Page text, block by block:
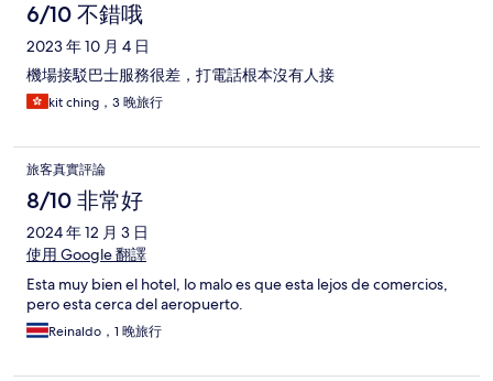
6/10 不錯哦
2023 年 10 月 4 日
機場接駁巴士服務很差，打電話根本沒有人接
kit ching，3 晚旅行
旅客真實評論
8/10 非常好
2024 年 12 月 3 日
使用 Google 翻譯
Esta muy bien el hotel, lo malo es que esta lejos de comercios,
pero esta cerca del aeropuerto.
Reinaldo，1 晚旅行